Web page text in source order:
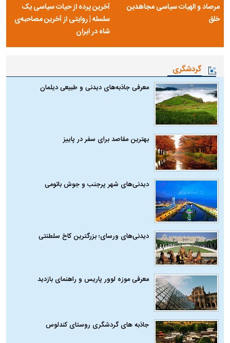
مرصاد و الهیات سیاسی مجاهدین
خلق
آخرین پرده از حیات سیاسی یک
سلسله | روایتی از آخرین مصاحبه‌ی
شاه در ایران
گردشگری
معرفی جاذبه‌های دیدنی و طبیعی دیلمان
بهترین مقاصد برای سفر در پاییز
دیدنی‌های شهر پرجنب و جوش باتومی
دیدنی‌های ورسای؛ بزرگترین کاخ سلطنتی
معرفی موزه لوور پاریس و راهنمای بازدید
جاذبه های گردشگری روستای کندلوس